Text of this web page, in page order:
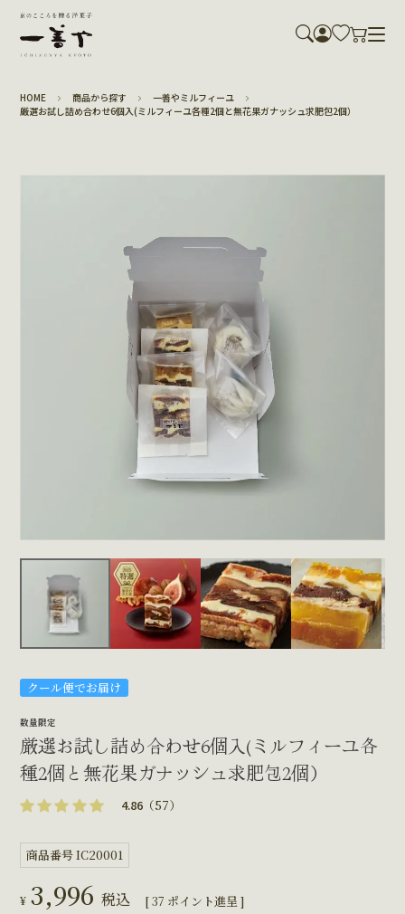
HOME 商品から探す
一善やミルフィーユ
厳選お試し詰め合わせ6個入(ミルフィーユ各種2個と無花果ガナッシュ求肥包2個）
クール便でお届け
数量限定
厳選お試し詰め合わせ6個入(ミルフィーユ各
種2個と無花果ガナッシュ求肥包2個）
4.86 （57）
商品番号IC20001
¥ 3,996 税込 [37 ポイント進呈 ]